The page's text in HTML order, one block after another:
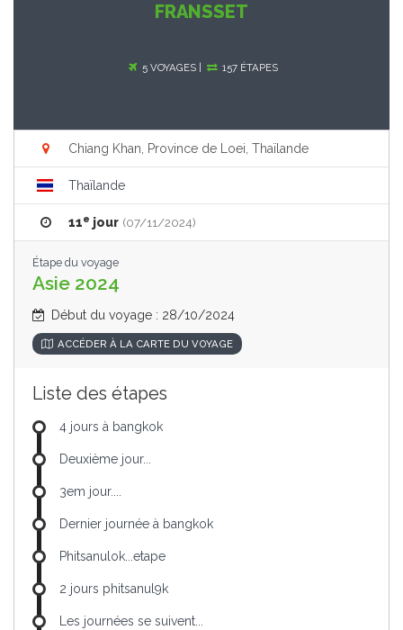
FRANSSET
5 VOYAGES | 157 ÉTAPES
Chiang Khan, Province de Loei, Thaïlande
Thaïlande
11e jour (07/11/2024)
Étape du voyage
Asie 2024
Début du voyage : 28/10/2024
ACCÉDER À LA CARTE DU VOYAGE
Liste des étapes
4 jours à bangkok
Deuxième jour...
3em jour....
Dernier journée à bangkok
Phitsanulok...etape
2 jours phitsanul9k
Les journées se suivent...